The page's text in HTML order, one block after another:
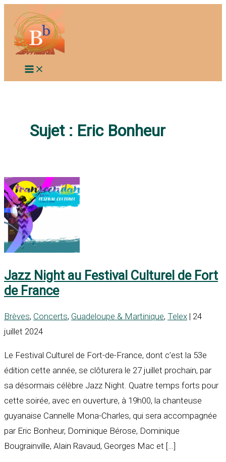
contenu
Sujet : Eric Bonheur
Jazz Night au Festival Culturel de Fort
de France
Brèves, Concerts, Guadeloupe & Martinique, Telex | 24
juillet 2024
Le Festival Culturel de Fort-de-France, dont c’est la 53e
édition cette année, se clôturera le 27 juillet prochain, par
sa désormais célèbre Jazz Night. Quatre temps forts pour
cette soirée, avec en ouverture, à 19h00, la chanteuse
guyanaise Cannelle Mona-Charles, qui sera accompagnée
par Eric Bonheur, Dominique Bérose, Dominique
Bougrainville, Alain Ravaud, Georges Mac et […]